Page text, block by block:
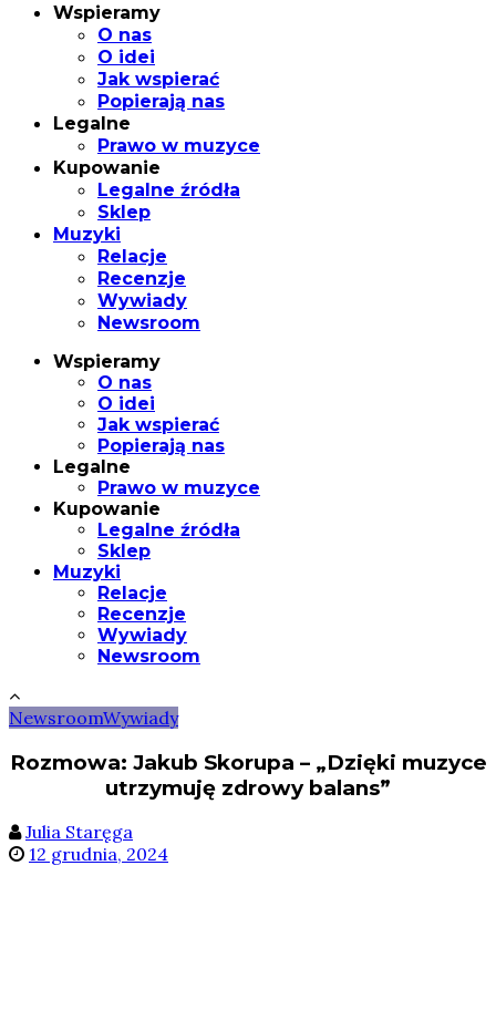
Wspieramy
O nas
O idei
Jak wspierać
Popierają nas
Legalne
Prawo w muzyce
Kupowanie
Legalne źródła
Sklep
Muzyki
Relacje
Recenzje
Wywiady
Newsroom
Wspieramy
O nas
O idei
Jak wspierać
Popierają nas
Legalne
Prawo w muzyce
Kupowanie
Legalne źródła
Sklep
Muzyki
Relacje
Recenzje
Wywiady
Newsroom
NewsroomWywiady
Rozmowa: Jakub Skorupa – „Dzięki muzyce
utrzymuję zdrowy balans”
Julia Staręga
12 grudnia, 2024